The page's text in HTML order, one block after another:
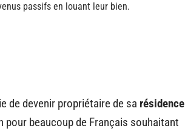
passifs en louant leur bien.
de devenir propriétaire de sa résidence
beaucoup de Français souhaitant